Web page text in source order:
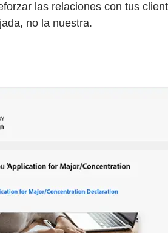
las relaciones con tus
no la nuestra.